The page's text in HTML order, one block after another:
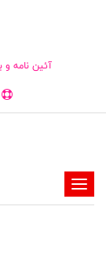
آئین نامه و
-
-